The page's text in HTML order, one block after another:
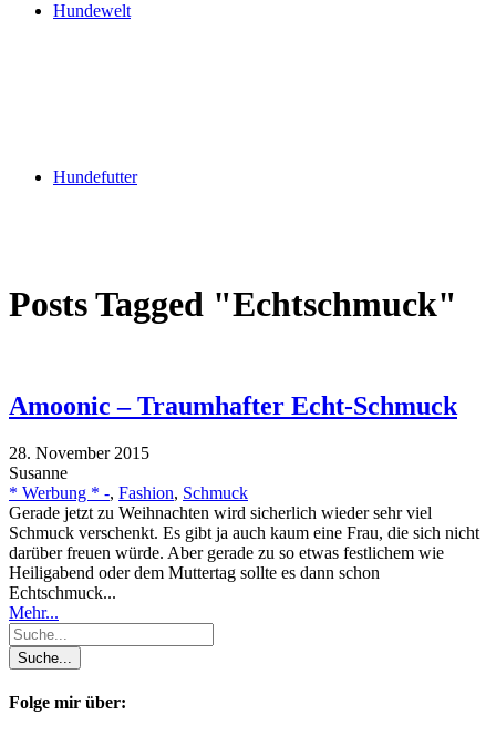
Hundewelt
Hundefutter
Posts Tagged "Echtschmuck"
Amoonic – Traumhafter Echt-Schmuck
28. November 2015
Susanne
* Werbung * -, Fashion, Schmuck
Gerade jetzt zu Weihnachten wird sicherlich wieder sehr viel
Schmuck verschenkt. Es gibt ja auch kaum eine Frau, die sich nicht
darüber freuen würde. Aber gerade zu so etwas festlichem wie
Heiligabend oder dem Muttertag sollte es dann schon
Echtschmuck...
Mehr...
Folge mir über: